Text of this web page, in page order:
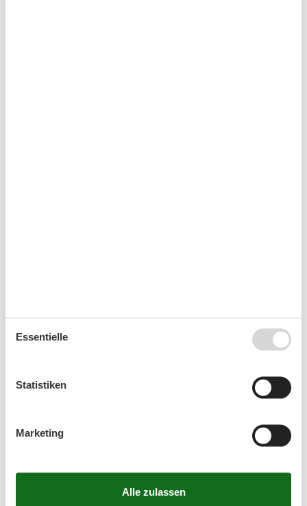
Typ
Ferienhaus
Kurzurlaub
Kurzurlaub zu machen.
Essentielle
Statistiken
Marketing